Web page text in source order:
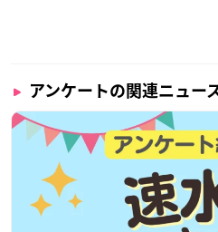
アンケートの関連ニュー